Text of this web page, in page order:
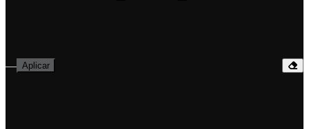
— Aplicar